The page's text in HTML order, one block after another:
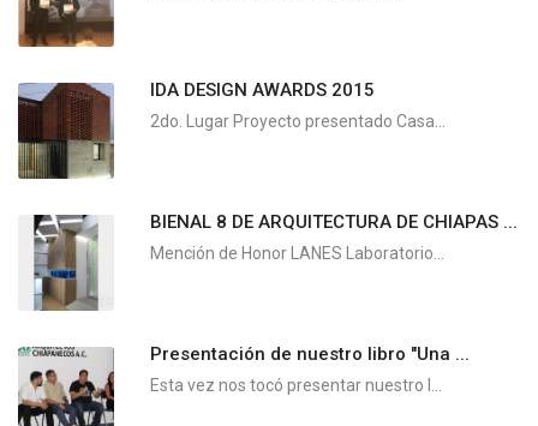
IDA DESIGN AWARDS 2015
2do. Lugar Proyecto presentado Casa...
BIENAL 8 DE ARQUITECTURA DE CHIAPAS ...
Mención de Honor LANES Laboratorio...
Presentación de nuestro libro "Una ...
Esta vez nos tocó presentar nuestro l...